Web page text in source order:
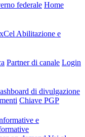
federale Home
xCel Abilitazione e
Partner di canale Login
di divulgazione
Chiave PGP
e